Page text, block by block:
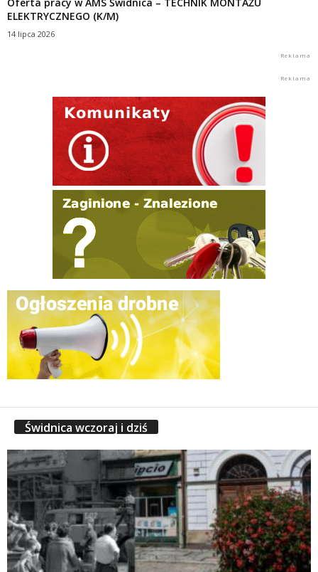
ELEKTRYCZNEGO (K/M)
14 lipca 2026
Świdnica wczoraj i dziś